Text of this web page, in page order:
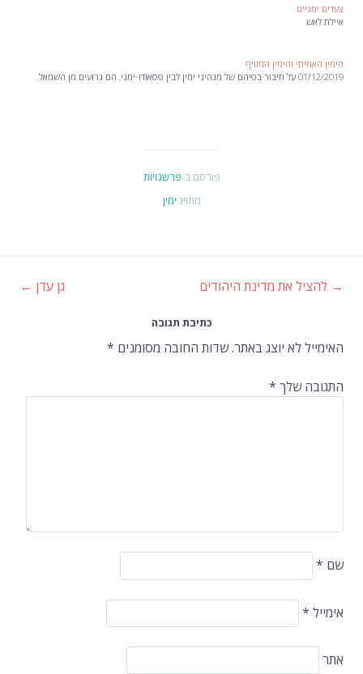
צעדים ימניים
איילת לאש
הימין האמיתי והימין המזויף
01/12/2019 על חיבור בפיהם של מנהיגי ימין לבין פסאודו-ימני, הם גרועים מן השמאל.
פורסם ב-פרשנויות
מתויג ימין
ניווט
ברשומות
→ להציל את מדינת היהודים גן עדן ←
כתיבת תגובה
האימייל לא יוצג באתר.שדות החובה מסומנים *
התגובה שלך *
שם *
אימייל *
אתר